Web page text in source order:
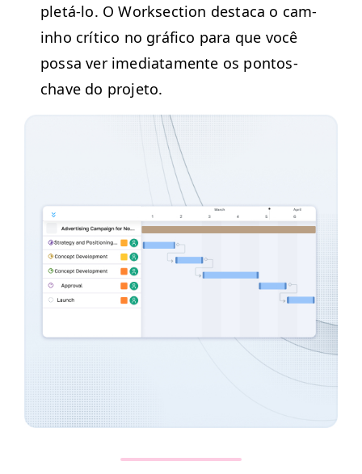
pletá-lo. O Work­sec­tion desta­ca o cam­
in­ho críti­co no grá­fi­co para que você
pos­sa ver ime­di­ata­mente os pon­tos-
chave do projeto.